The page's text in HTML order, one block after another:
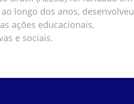
ao longo dos anos, desenvolveu
ações educacionais,
e sociais.